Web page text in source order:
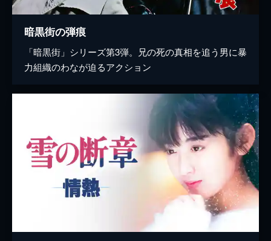
暗黒街の弾痕
「暗黒街」シリーズ第3弾。兄の死の真相を追う男に暴
力組織のわなが迫るアクション